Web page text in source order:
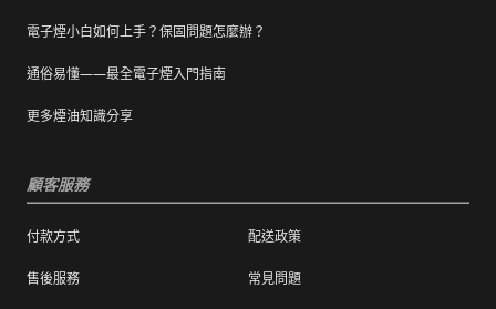
電子煙小白如何上手？保固問題怎麼辦？
通俗易懂——最全電子煙入門指南
更多煙油知識分享
顧客服務
付款方式 配送政策
售後服務 常見問題